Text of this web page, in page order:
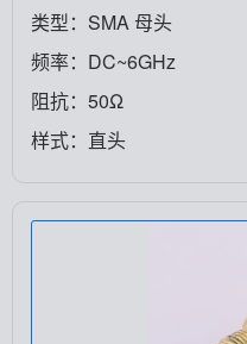
类型：SMA 母头
频率：DC~6GHz
阻抗：50Ω
样式：直头